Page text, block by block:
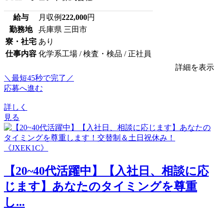
給与 月収例222,000円
勤務地
兵庫県 三田市
寮・社宅 あり
仕事内容 化学系工場 / 検査・検品 / 正社員
詳細を表示
＼最短45秒で完了／
応募へ進む
詳しく
見る
【20~40代活躍中】【入社日、相談に応
じます】あなたのタイミングを尊重
し...